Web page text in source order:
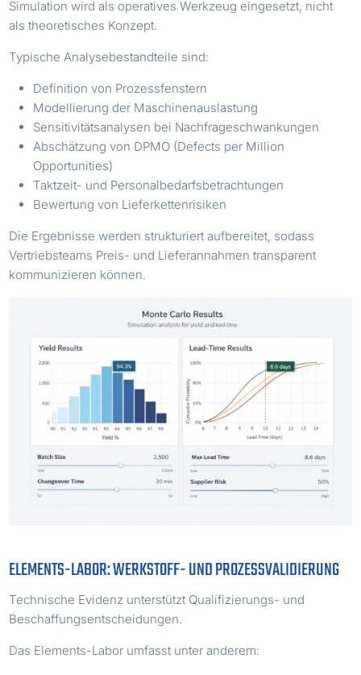
Simulation wird als operatives Werkzeug eingesetzt, nicht
als theoretisches Konzept.
Typische Analysebestandteile sind:
Definition von Prozessfenstern
Modellierung der Maschinenauslastung
Sensitivitätsanalysen bei Nachfrageschwankungen
Abschätzung von DPMO (Defects per Million
Opportunities)
Taktzeit- und Personalbedarfsbetrachtungen
Bewertung von Lieferkettenrisiken
Die Ergebnisse werden strukturiert aufbereitet, sodass
Vertriebsteams Preis- und Lieferannahmen transparent
kommunizieren können.
ELEMENTS-LABOR: WERKSTOFF- UND PROZESSVALIDIERUNG
Technische Evidenz unterstützt Qualifizierungs- und
Beschaffungsentscheidungen.
Das Elements-Labor umfasst unter anderem: